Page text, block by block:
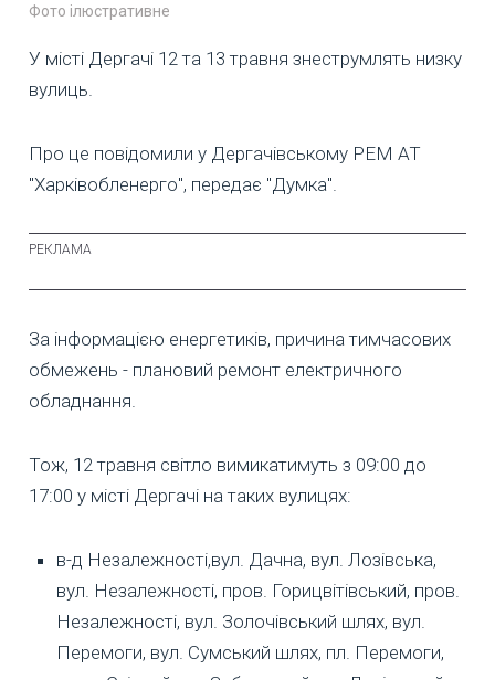
Фото ілюстративне
У місті Дергачі 12 та 13 травня знеструмлять низку
вулиць.
Про це повідомили у Дергачівському РЕМ АТ
"Харківобленерго", передає "Думка".
За інформацією енергетиків, причина тимчасових
обмежень - плановий ремонт електричного
обладнання.
Тож, 12 травня світло вимикатимуть з 09:00 до
17:00 у місті Дергачі на таких вулицях:
в-д Незалежності,вул. Дачна, вул. Лозівська,
вул. Незалежності, пров. Горицвітівський, пров.
Незалежності, вул. Золочівський шлях, вул.
Перемоги, вул. Сумський шлях, пл. Перемоги,